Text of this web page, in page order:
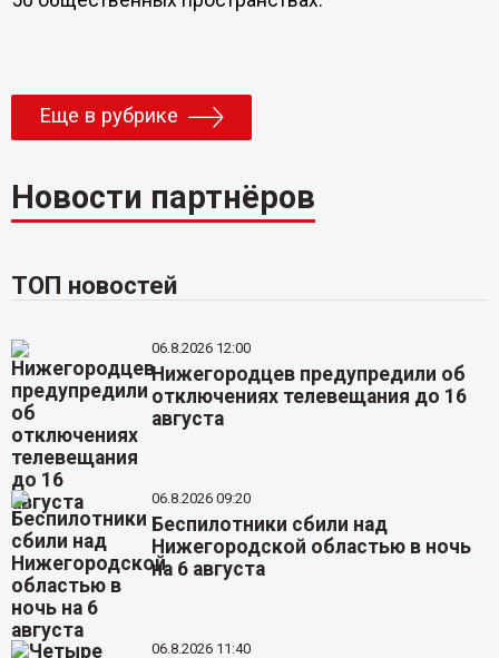
Еще в рубрике
Новости партнёров
ТОП новостей
06.8.2026 12:00
Нижегородцев предупредили об
отключениях телевещания до 16
августа
06.8.2026 09:20
Беспилотники сбили над
Нижегородской областью в ночь
на 6 августа
06.8.2026 11:40